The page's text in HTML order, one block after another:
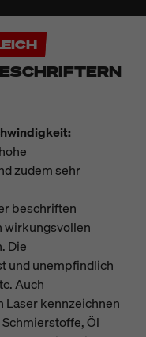
zudem sehr
beschriften
wirkungsvollen
Die
und unempfindlich
Auch
Laser kennzeichnen
Öl